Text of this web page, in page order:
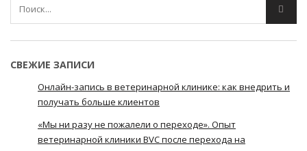
СВЕЖИЕ ЗАПИСИ
Онлайн-запись в ветеринарной клинике: как внедрить и
получать больше клиентов
«Мы ни разу не пожалели о переходе». Опыт
ветеринарной клиники BVC после перехода на